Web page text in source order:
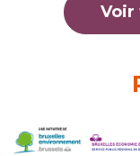
Voir